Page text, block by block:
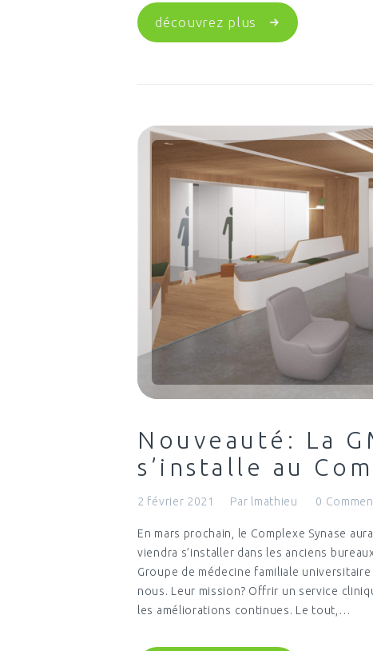
découvrez plus
Nouveauté: La
s’installe au
2 février 2021 Par lmathieu 0
En mars prochain, le Complexe Synase
viendra s’installer dans les anciens
Groupe de médecine familiale
nous. Leur mission? Offrir un service
les améliorations continues. Le tout,…